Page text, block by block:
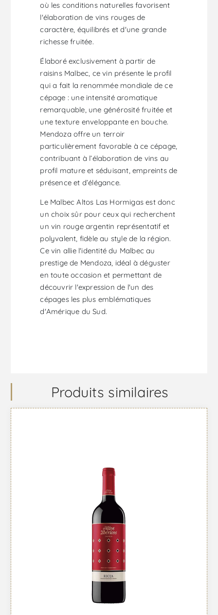
où les conditions naturelles favorisent
l'élaboration de vins rouges de
caractère, équilibrés et d'une grande
richesse fruitée.
Élaboré exclusivement à partir de
raisins Malbec, ce vin présente le profil
qui a fait la renommée mondiale de ce
cépage : une intensité aromatique
remarquable, une générosité fruitée et
une texture enveloppante en bouche.
Mendoza offre un terroir
particulièrement favorable à ce cépage,
contribuant à l’élaboration de vins au
profil mature et séduisant, empreints de
présence et d’élégance.
Le Malbec Altos Las Hormigas est donc
un choix sûr pour ceux qui recherchent
un vin rouge argentin représentatif et
polyvalent, fidèle au style de la région.
Ce vin allie l'identité du Malbec au
prestige de Mendoza, idéal à déguster
en toute occasion et permettant de
découvrir l'expression de l'un des
cépages les plus emblématiques
d'Amérique du Sud.
Produits similaires